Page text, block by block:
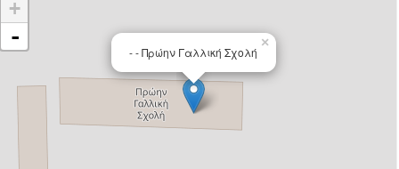
×
- - Πρώην Γαλλική Σχολή
+
-